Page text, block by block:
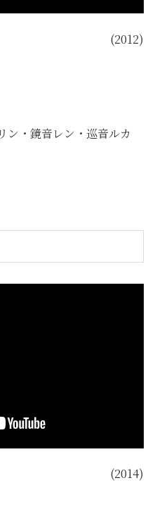
(2012)
・鏡音レン・巡音ルカ
(2014)